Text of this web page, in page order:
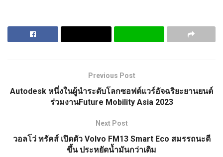
Previous Post
Autodesk หนึ่งในผู้นำระดับโลกซอฟต์แวร์อัจฉริยะยานยนต์
ร่วมงานFuture Mobility Asia 2023
Next Post
วอลโว่ ทรัคส์ เปิดตัว Volvo FM13 Smart Eco สมรรถนะดี
ขึ้น ประหยัดน้ำมันกว่าเดิม